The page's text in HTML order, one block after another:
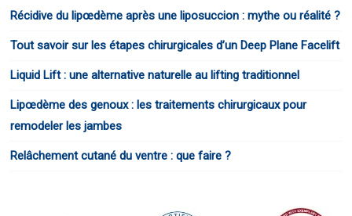
Récidive du lipœdème après une liposuccion : mythe ou réalité ?
Tout savoir sur les étapes chirurgicales d’un Deep Plane Facelift
Liquid Lift : une alternative naturelle au lifting traditionnel
Lipœdème des genoux : les traitements chirurgicaux pour
remodeler les jambes
Relâchement cutané du ventre : que faire ?